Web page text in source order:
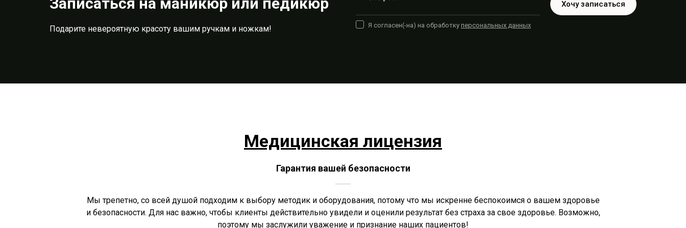
Подарите невероятную красоту вашим ручкам и ножкам!
Хочу записаться
Я согласен(-на) на обработку персональных данных
Медицинская лицензия
Гарантия вашей безопасности
Мы трепетно, со всей душой подходим к выбору методик и оборудования, потому что мы искренне беспокоимся о вашем здоровье
и безопасности. Для нас важно, чтобы клиенты действительно увидели и оценили результат без страха за свое здоровье. Возможно,
поэтому мы заслужили уважение и признание наших пациентов!